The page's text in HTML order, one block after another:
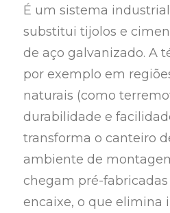
É um sistema
substitui tijolos e
de aço galvanizado. A
por exemplo em
naturais (como
durabilidade e
transforma o canteiro
ambiente de
chegam pré-
encaixe, o que elimina